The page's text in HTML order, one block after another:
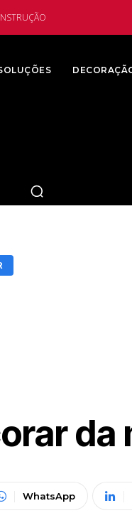
da
WhatsApp